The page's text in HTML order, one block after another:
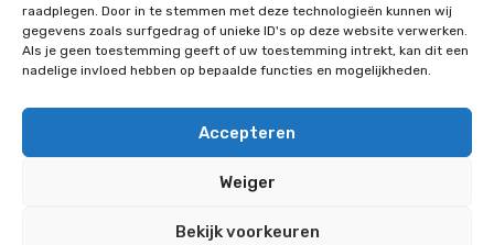
raadplegen. Door in te stemmen met deze technologieën kunnen wij
gegevens zoals surfgedrag of unieke ID's op deze website verwerken.
Als je geen toestemming geeft of uw toestemming intrekt, kan dit een
nadelige invloed hebben op bepaalde functies en mogelijkheden.
Accepteren
Weiger
Bekijk voorkeuren